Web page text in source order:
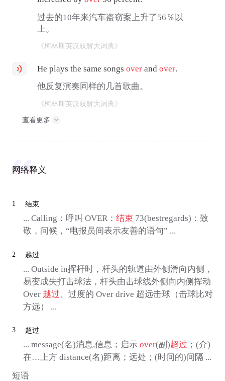
过去的10年来汽车盗窃案上升了56％以
上。
《柯林斯英汉双解大词典》
He plays the same songsover andover.
他反复演奏同样的几首歌曲。
《柯林斯英汉双解大词典》
查看更多
网络释义
1 结束
... Calling：呼叫 OVER： 结束 73(bestregards)：致
敬，问候，“电报员间表示友善的语句” ...
2 越过
... Outside in挥杆时，杆头的轨道由外侧滑向内侧，
易变成失打击球法，杆头由击球线外侧向内侧挥动
Over 越过 、过度的 Over drive 超远击球（击球比对
方远） ...
3 超过
... message(名)消息,信息；启示 over(副)超过 ；(介)
在…上方 distance(名)距离；远处；(时间的)间隔 ...
短语